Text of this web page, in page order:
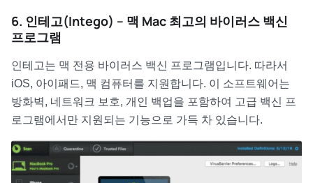
6. 인테고(Intego) – 맥 Mac 최고의 바이러스 백신
프로그램
인테고는 맥 전용 바이러스 백신 프로그램입니다. 따라서
iOS, 아이패드, 맥 컴퓨터를 지원합니다. 이 소프트웨어는
방화벽, 네트워크 보호, 개인 백업을 포함하여 고급 백신 프
로그램에서만 지원되는 기능으로 가득 차 있습니다.